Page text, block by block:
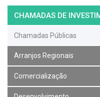
CHAMADAS DE
Chamadas Públicas
Arranjos Regionais
Comercialização